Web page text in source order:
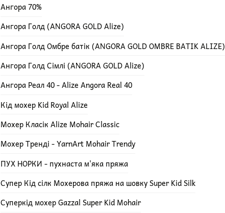
Ангора 70%
Ангора Голд (ANGORA GOLD Alize)
Ангора Голд Омбре батік (ANGORA GOLD OMBRE BATIK ALIZE)
Ангора Голд Сімлі (ANGORA GOLD Alize)
Ангора Реал 40 - Alize Angora Real 40
Кід мохер Kid Royal Alize
Мохер Класік Alize Mohair Classic
Мохер Тренді - YarnArt Mohair Trendy
ПУХ НОРКИ - пухнаста м'яка пряжа
Супер Кід сілк Мохерова пряжа на шовку Super Kid Silk
Суперкід мохер Gazzal Super Kid Mohair